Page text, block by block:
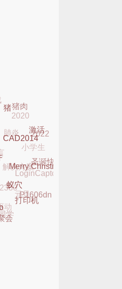
P1606dn
打印机
会
元旦
LoginCaptcha
圣诞快乐
Merry Christmas
蚁穴
方案
小学生
2022
激活
CAD2014
蓝牙
2020
猪肉
猪